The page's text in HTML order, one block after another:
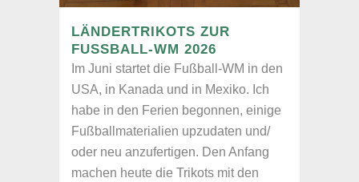
LÄNDERTRIKOTS ZUR
FUSSBALL-WM 2026
Im Juni startet die Fußball-WM in den
USA, in Kanada und in Mexiko. Ich
habe in den Ferien begonnen, einige
Fußballmaterialien upzudaten und/
oder neu anzufertigen. Den Anfang
machen heute die Trikots mit den